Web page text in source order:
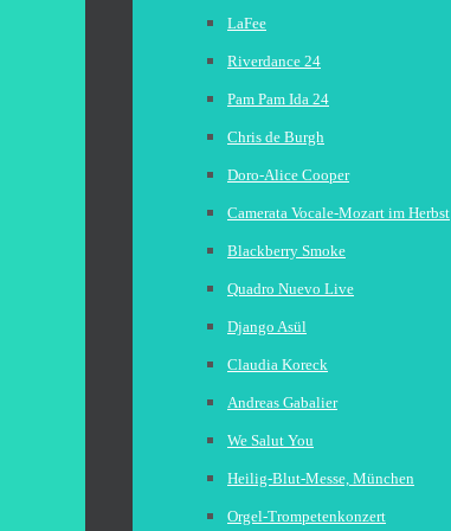
LaFee
Riverdance 24
Pam Pam Ida 24
Chris de Burgh
Doro-Alice Cooper
Camerata Vocale-Mozart im Herbst
Blackberry Smoke
Quadro Nuevo Live
Django Asül
Claudia Koreck
Andreas Gabalier
We Salut You
Heilig-Blut-Messe, München
Orgel-Trompetenkonzert